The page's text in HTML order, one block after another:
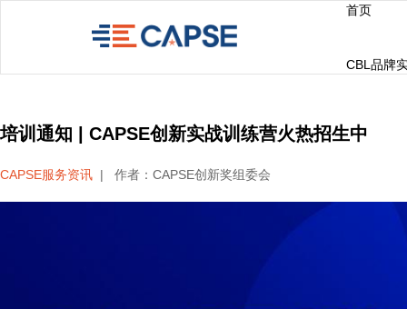
首页
CBL品牌
培训通知 | CAPSE创新实战训练营火热招生中
CAPSE服务资讯 | 作者：CAPSE创新奖组委会